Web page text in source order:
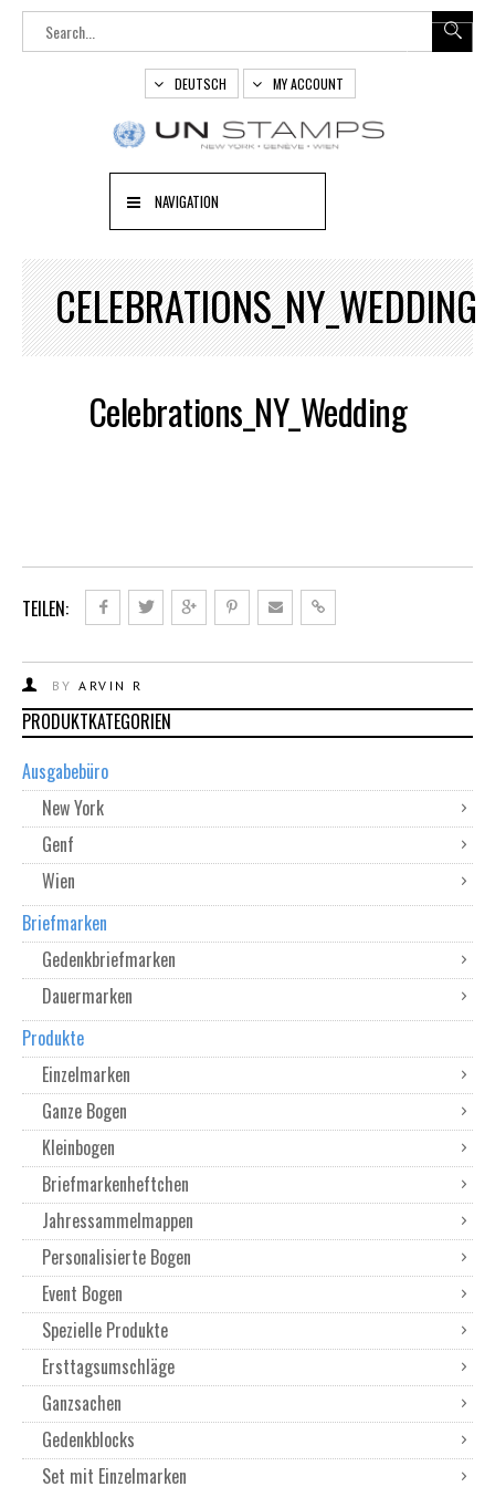
DEUTSCH MY ACCOUNT
NAVIGATION
CELEBRATIONS_NY_WEDDING
Celebrations_NY_Wedding
TEILEN:
BY ARVIN R
PRODUKTKATEGORIEN
Ausgabebüro
New York
Genf
Wien
Briefmarken
Gedenkbriefmarken
Dauermarken
Produkte
Einzelmarken
Ganze Bogen
Kleinbogen
Briefmarkenheftchen
Jahressammelmappen
Personalisierte Bogen
Event Bogen
Spezielle Produkte
Ersttagsumschläge
Ganzsachen
Gedenkblocks
Set mit Einzelmarken